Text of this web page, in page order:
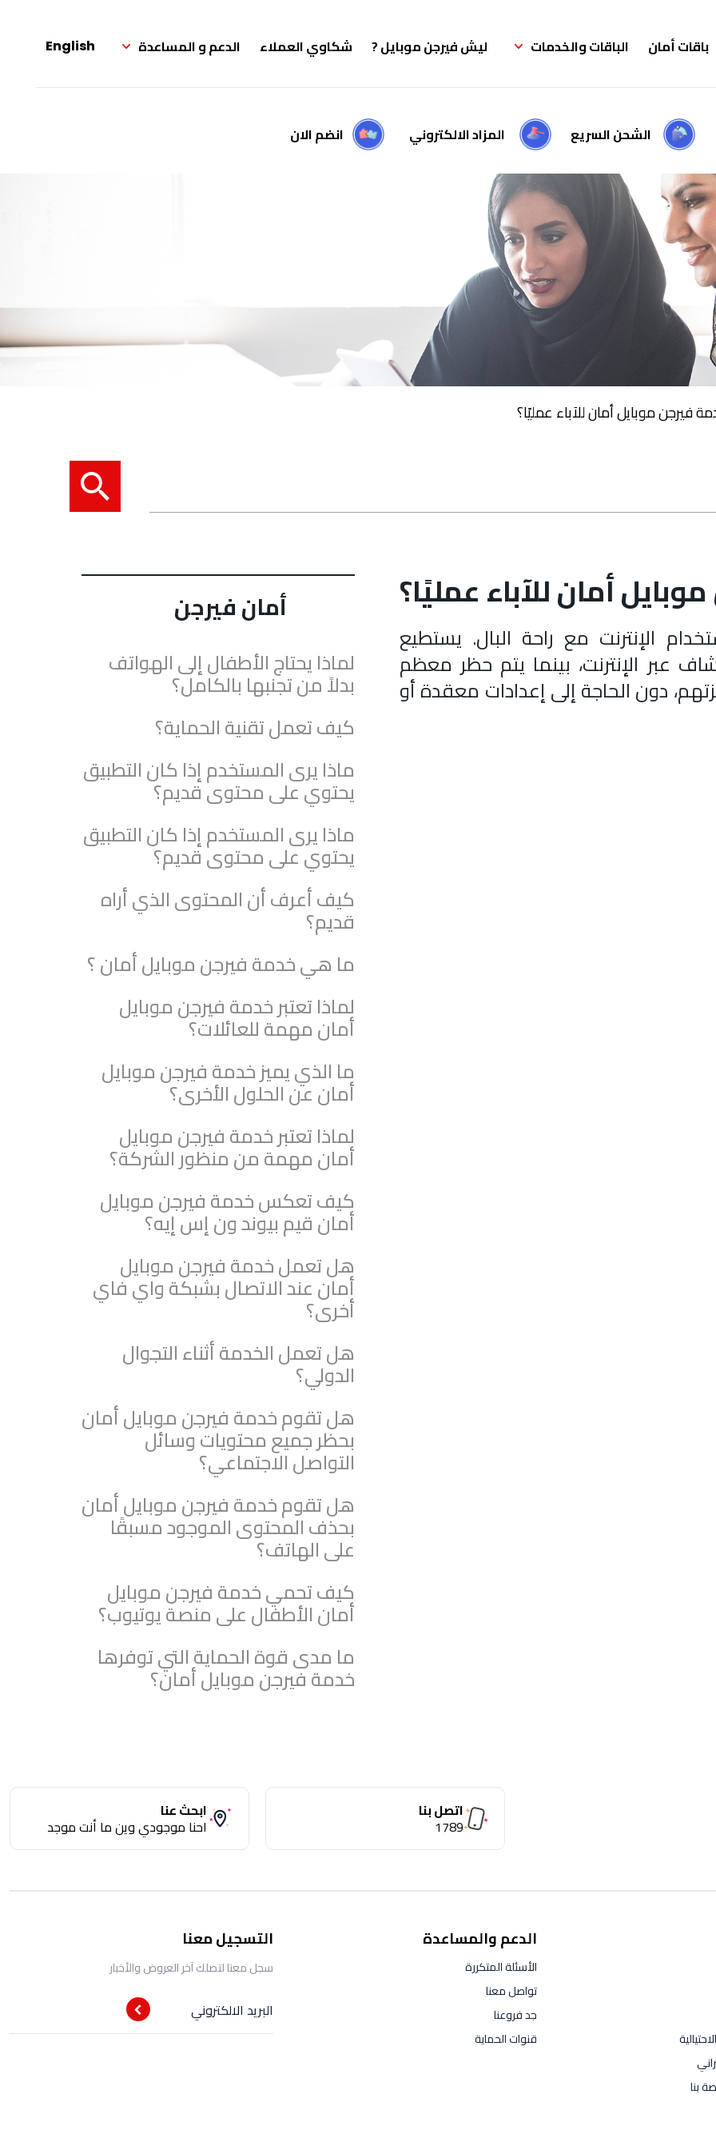
باقات أمان الباقات والخدمات ليش فيرجن موبايل ? شكاوي العملاء الدعم و المساعدة English
الشحن السريع المزاد الالكتروني انضم الان
فيرجن موبايل أمان للآباء عمليًا؟
أمان للآباء عمليًا؟
الإنترنت مع راحة البال. يستطيع
عبر الإنترنت، بينما يتم حظر معظم
دون الحاجة إلى إعدادات معقدة أو
أمان فيرجن
لماذا يحتاج الأطفال إلى الهواتف
بدلاً من تجنبها بالكامل؟
كيف تعمل تقنية الحماية؟
ماذا يرى المستخدم إذا كان التطبيق
يحتوي على محتوى قديم؟
ماذا يرى المستخدم إذا كان التطبيق
يحتوي على محتوى قديم؟
كيف أعرف أن المحتوى الذي أراه
قديم؟
ما هي خدمة فيرجن موبايل أمان ؟
لماذا تعتبر خدمة فيرجن موبايل
أمان مهمة للعائلات؟
ما الذي يميز خدمة فيرجن موبايل
أمان عن الحلول الأخرى؟
لماذا تعتبر خدمة فيرجن موبايل
أمان مهمة من منظور الشركة؟
كيف تعكس خدمة فيرجن موبايل
أمان قيم بيوند ون إس إيه؟
هل تعمل خدمة فيرجن موبايل
أمان عند الاتصال بشبكة واي فاي
أخرى؟
هل تعمل الخدمة أثناء التجوال
الدولي؟
هل تقوم خدمة فيرجن موبايل أمان
بحظر جميع محتويات وسائل
التواصل الاجتماعي؟
هل تقوم خدمة فيرجن موبايل أمان
بحذف المحتوى الموجود مسبقًا
على الهاتف؟
كيف تحمي خدمة فيرجن موبايل
أمان الأطفال على منصة يوتيوب؟
ما مدى قوة الحماية التي توفرها
خدمة فيرجن موبايل أمان؟
اتصل بنا
1789
ابحث عنا
احنا موجودي وين ما أنت موجد
بنا
الدعم والمساعدة
الأسئلة المتكررة
تواصل معنا
جد فروعنا
قنوات الحماية
التسجيل معنا
سجل معنا لتصلك آخر العروض والأخبار
البريد الالكتروني